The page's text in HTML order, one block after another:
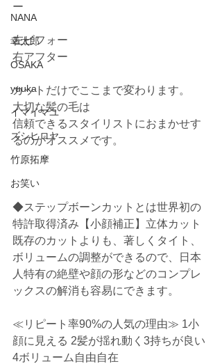
NANA
幸太郎
OSAKA
yuuka
イマイマユ
ズシヒロヤ
竹原拓摩
お笑い
ー
左ビフォー
右アフター
カットだけでここまで変わります。
大切な髪の毛は
信頼できるスタイリストにおまかせす
るのがオススメです。
◆ステップボーンカットとは世界初の
特許取得済み【小顔補正】立体カット
既存のカットよりも、著しくタイト、
ボリュームの調整ができるので、日本
人特有の絶壁や顔の形などのコンプレ
ックスの解消も容易にできます。
≪リピート率90%の人気の理由≫ 1小
顔に見える 2髪が揺れ動く3持ちが良い
4ボリューム自由自在